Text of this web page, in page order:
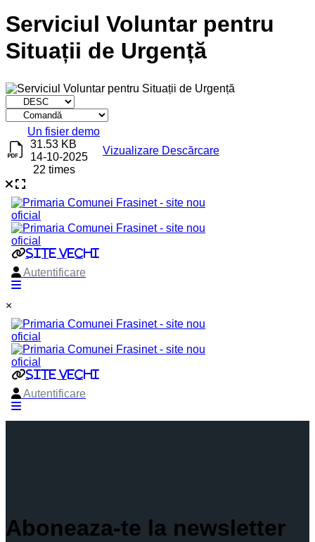
Serviciul Voluntar pentru
Situații de Urgență
Titlu
Descărcare
Un fisier demo
31.53 KB
14-10-2025
22 times
Vizualizare Descărcare
×
Aboneaza-te la newsletter